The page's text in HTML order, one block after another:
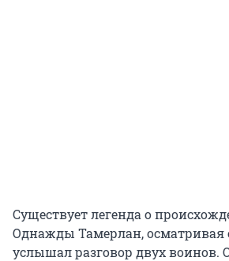
Существует легенда о
Однажды Тамерлан, осматривая
услышал разговор двух воинов.